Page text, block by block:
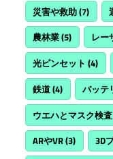
災害や救助(7)
農林業(5) レー
光ピンセット (4)
鉄道(4) バッテ
ウエハとマスク検査
ARやVR(3) 3D